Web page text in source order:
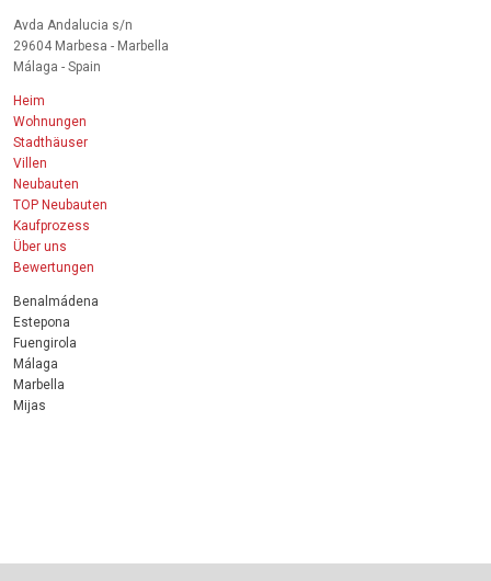
Avda Andalucia s/n
29604 Marbesa - Marbella
Málaga - Spain
Heim
Wohnungen
Stadthäuser
Villen
Neubauten
TOP Neubauten
Kaufprozess
Über uns
Bewertungen
Benalmádena
Estepona
Fuengirola
Málaga
Marbella
Mijas